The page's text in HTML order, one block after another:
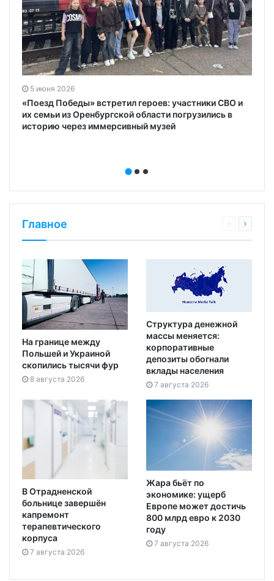
5 июня 2026
«Поезд Победы» встретил героев: участники СВО и
их семьи из Оренбургской области погрузились в
историю через иммерсивный музей
Главное
На границе между
Польшей и Украиной
скопились тысячи фур
8 августа 2026
Структура денежной
массы меняется:
корпоративные
депозиты обогнали
вклады населения
7 августа 2026
В Отрадненской
больнице завершён
капремонт
терапевтического
корпуса
7 августа 2026
Жара бьёт по
экономике: ущерб
Европе может достичь
800 млрд евро к 2030
году
7 августа 2026